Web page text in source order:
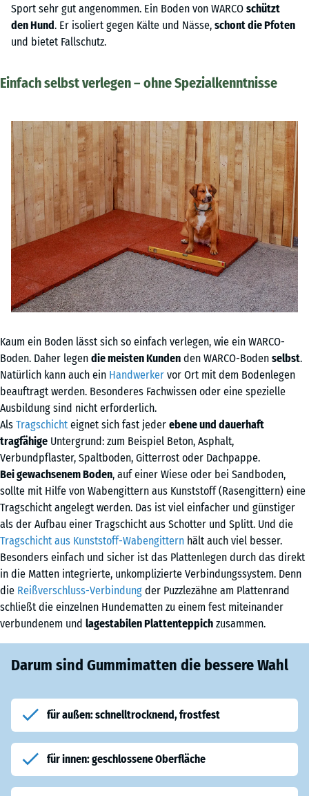
Sport sehr gut angenommen. Ein Boden von WARCO schützt
den Hund. Er isoliert gegen Kälte und Nässe, schont die Pfoten
und bietet Fallschutz.
Einfach selbst verlegen – ohne Spezialkenntnisse
Kaum ein Boden lässt sich so einfach verlegen, wie ein WARCO-
Boden. Daher legen die meisten Kunden den WARCO-Boden selbst.
Natürlich kann auch ein Handwerker vor Ort mit dem Bodenlegen
beauftragt werden. Besonderes Fachwissen oder eine spezielle
Ausbildung sind nicht erforderlich.
Als Tragschicht eignet sich fast jeder ebene und dauerhaft
tragfähige Untergrund: zum Beispiel Beton, Asphalt,
Verbundpflaster, Spaltboden, Gitterrost oder Dachpappe.
Bei gewachsenem Boden, auf einer Wiese oder bei Sandboden,
sollte mit Hilfe von Wabengittern aus Kunststoff (Rasengittern) eine
Tragschicht angelegt werden. Das ist viel einfacher und günstiger
als der Aufbau einer Tragschicht aus Schotter und Splitt. Und die
Tragschicht aus Kunststoff-Wabengittern hält auch viel besser.
Besonders einfach und sicher ist das Plattenlegen durch das direkt
in die Matten integrierte, unkomplizierte Verbindungssystem. Denn
die Reißverschluss-Verbindung der Puzzlezähne am Plattenrand
schließt die einzelnen Hundematten zu einem fest miteinander
verbundenem und lagestabilen Plattenteppich zusammen.
Darum sind Gummimatten die bessere Wahl
für außen: schnelltrocknend, frostfest
für innen: geschlossene Oberfläche